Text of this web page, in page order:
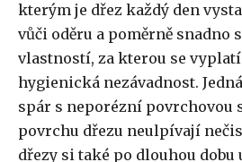
kterým je dřez každý den
vůči oděru a poměrně snadno
vlastností, za kterou se
hygienická nezávadnost.
spár s neporézní povrchovou
povrchu dřezu neulpívají
dřezy si také po dlouhou